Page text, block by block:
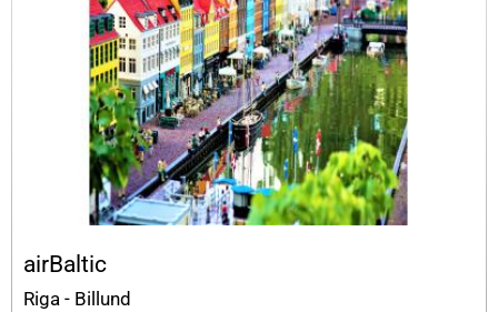
airBaltic
Riga - Billund